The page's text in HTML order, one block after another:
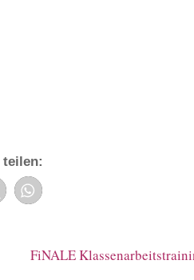
teilen:
FiNALE